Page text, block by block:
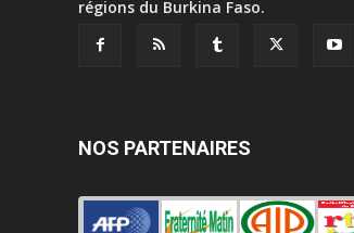
régions du Burkina Faso.
NOS PARTENAIRES